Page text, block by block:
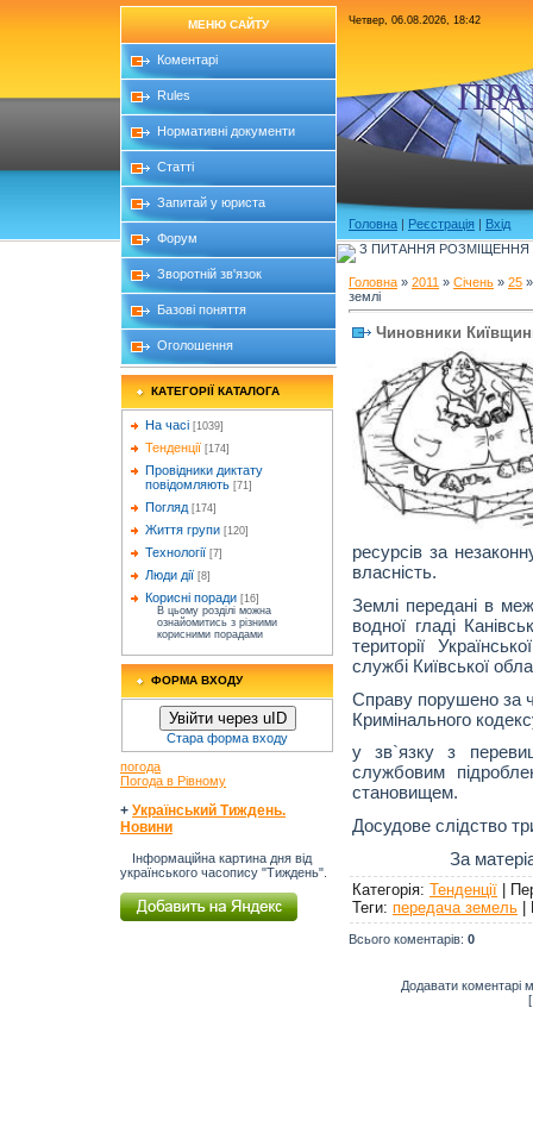
МЕНЮ САЙТУ
Коментарі
Rules
Нормативні документи
Статті
Запитай у юриста
Форум
Зворотній зв'язок
Базові поняття
Оголошення
КАТЕГОРІЇ КАТАЛОГА
На часі [1039]
Тенденції [174]
Провідники диктату
повідомляють [71]
Погляд [174]
Життя групи [120]
Технології [7]
Люди дії [8]
Корисні поради [16]
В цьому розділі можна
ознайомитись з різними
корисними порадами
ФОРМА ВХОДУ
Увійти через uID
Стара форма входу
погода
Погода в Рівному
+ Український Тиждень.
Новини
Інформаційна картина дня від
українського часопису "Тиждень".
Четвер, 06.08.2026, 18:42
Головна | Реєстрація | Вхід
З ПИТАННЯ РОЗМІЩЕННЯ
Головна » 2011 » Січень » 25
землі
Чиновники
ресурсів за
власність.
Землі передані в
водної гладі
території
службі Київської
Справу порушено за
Кримінального
у зв`язку з
службовим
становищем.
Досудове слідство
За
Категорія: Тенденції |
Теги: передача земель |
Всього коментарів: 0
Додавати коментарі